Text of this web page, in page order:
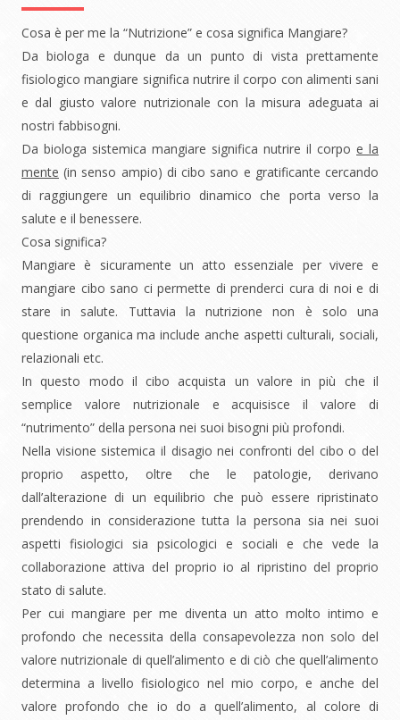
Cosa è per me la “Nutrizione” e cosa significa Mangiare?
Da biologa e dunque da un punto di vista prettamente
fisiologico mangiare significa nutrire il corpo con alimenti sani
e dal giusto valore nutrizionale con la misura adeguata ai
nostri fabbisogni.
Da biologa sistemica mangiare significa nutrire il corpo e la
mente (in senso ampio) di cibo sano e gratificante cercando
di raggiungere un equilibrio dinamico che porta verso la
salute e il benessere.
Cosa significa?
Mangiare è sicuramente un atto essenziale per vivere e
mangiare cibo sano ci permette di prenderci cura di noi e di
stare in salute. Tuttavia la nutrizione non è solo una
questione organica ma include anche aspetti culturali, sociali,
relazionali etc.
In questo modo il cibo acquista un valore in più che il
semplice valore nutrizionale e acquisisce il valore di
“nutrimento” della persona nei suoi bisogni più profondi.
Nella visione sistemica il disagio nei confronti del cibo o del
proprio aspetto, oltre che le patologie, derivano
dall’alterazione di un equilibrio che può essere ripristinato
prendendo in considerazione tutta la persona sia nei suoi
aspetti fisiologici sia psicologici e sociali e che vede la
collaborazione attiva del proprio io al ripristino del proprio
stato di salute.
Per cui mangiare per me diventa un atto molto intimo e
profondo che necessita della consapevolezza non solo del
valore nutrizionale di quell’alimento e di ciò che quell’alimento
determina a livello fisiologico nel mio corpo, e anche del
valore profondo che io do a quell’alimento, al colore di